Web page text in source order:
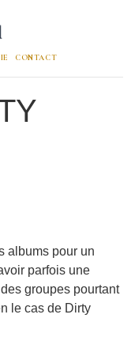
CONTACT
albums pour un
parfois une
groupes pourtant
le cas de Dirty